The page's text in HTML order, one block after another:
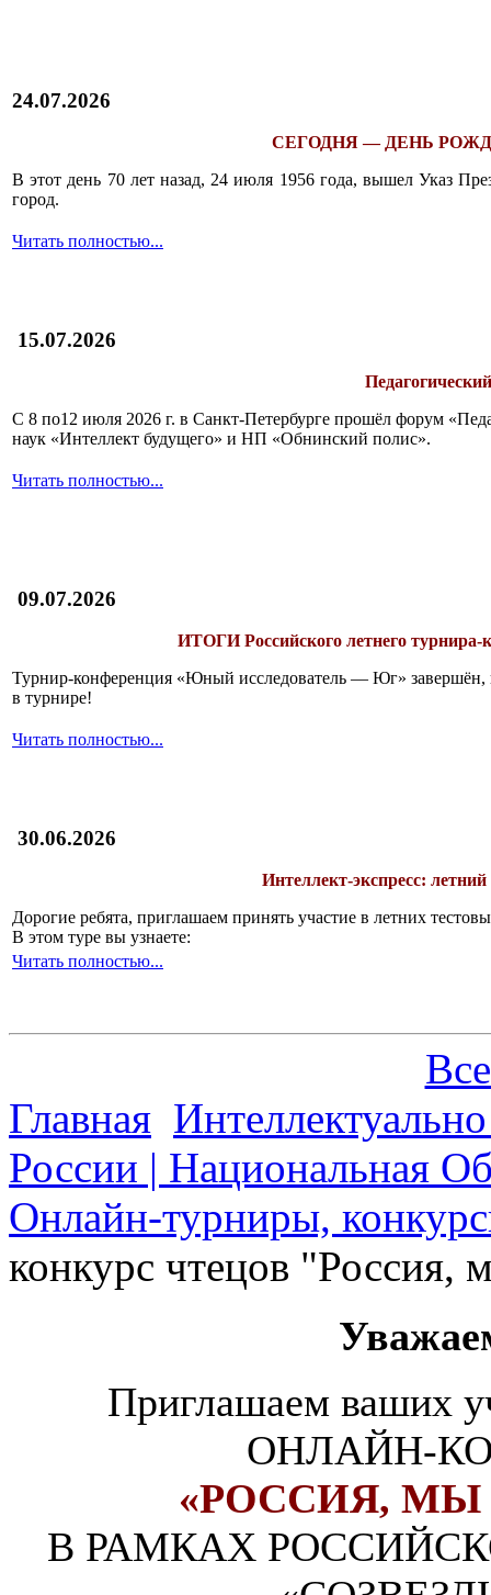
24.07.2026
СЕГОДНЯ — ДЕНЬ
В этот день 70 лет назад, 24 июля 1956 года, вышел Указ
город.
Читать полностью...
15.07.2026
С 8 по12 июля 2026 г. в Санкт-Петербурге прошёл форум
наук «Интеллект будущего» и НП «Обнинский полис».
Читать полностью...
09.07.2026
ИТОГИРоссийского летнего
Турнир-конференция «Юный исследователь — Юг» завершён,
в турнире!
Читать полностью...
30.06.2026
Интеллект-экспресс: летний
Дорогие ребята, приглашаем принять участие в летних
В этом туре вы узнаете:
Читать полностью...
Главная
России | Национальная
Онлайн-турниры,
конкурс чтецов "Россия,
Приглашаем ваших
ОНЛАЙН-
«РОССИЯ, МЫ
В РАМКАХ